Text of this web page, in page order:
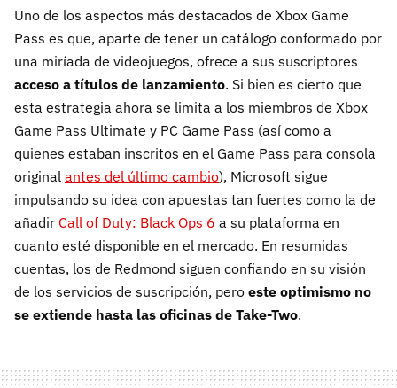
Uno de los aspectos más destacados de Xbox Game
Pass es que, aparte de tener un catálogo conformado por
una miríada de videojuegos, ofrece a sus suscriptores
acceso a títulos de lanzamiento. Si bien es cierto que
esta estrategia ahora se limita a los miembros de Xbox
Game Pass Ultimate y PC Game Pass (así como a
quienes estaban inscritos en el Game Pass para consola
original antes del último cambio), Microsoft sigue
impulsando su idea con apuestas tan fuertes como la de
añadir Call of Duty: Black Ops 6 a su plataforma en
cuanto esté disponible en el mercado. En resumidas
cuentas, los de Redmond siguen confiando en su visión
de los servicios de suscripción, pero este optimismo no
se extiende hasta las oficinas de Take-Two.